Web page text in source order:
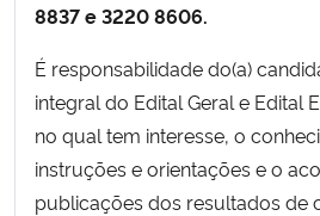
Planalto8837 e 3220 8606.
É responsabilidade do(a)
integral do Edital Geral e Edital
no qual tem interesse, o
instruções e orientações e o
publicações dos resultados de